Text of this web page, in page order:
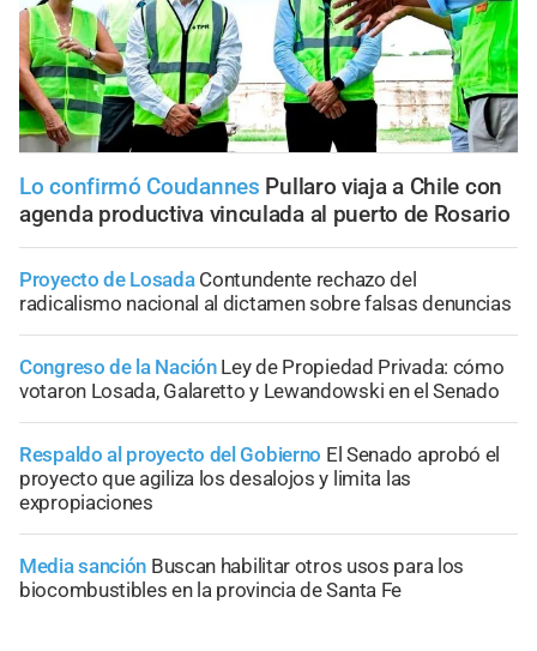
Lo confirmó Coudannes Pullaro viaja a Chile con
agenda productiva vinculada al puerto de Rosario
Proyecto de Losada Contundente rechazo del
radicalismo nacional al dictamen sobre falsas denuncias
Congreso de la Nación Ley de Propiedad Privada: cómo
votaron Losada, Galaretto y Lewandowski en el Senado
Respaldo al proyecto del Gobierno El Senado aprobó el
proyecto que agiliza los desalojos y limita las
expropiaciones
Media sanción Buscan habilitar otros usos para los
biocombustibles en la provincia de Santa Fe